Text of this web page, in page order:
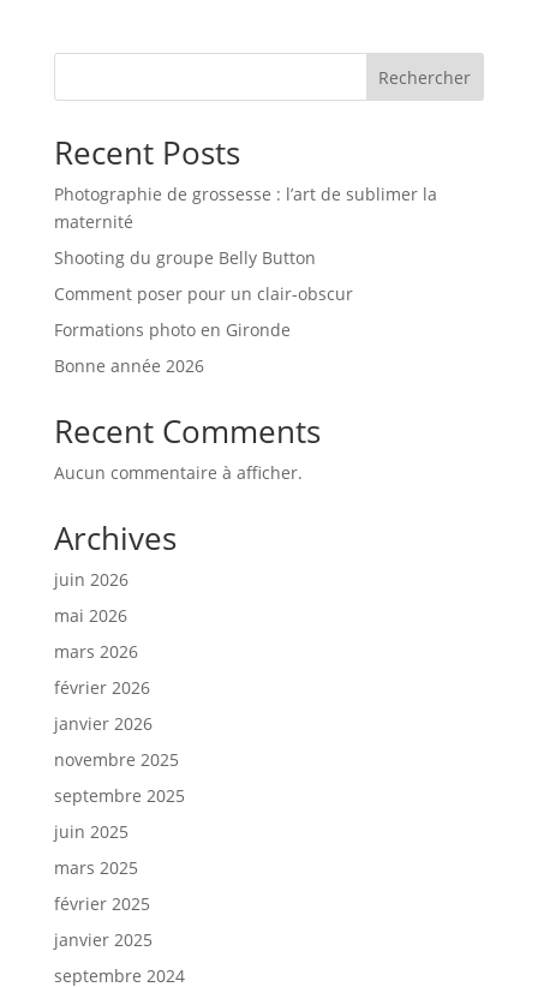
Rechercher
Recent Posts
Photographie de grossesse : l’art de sublimer la
maternité
Shooting du groupe Belly Button
Comment poser pour un clair-obscur
Formations photo en Gironde
Bonne année 2026
Recent Comments
Aucun commentaire à afficher.
Archives
juin 2026
mai 2026
mars 2026
février 2026
janvier 2026
novembre 2025
septembre 2025
juin 2025
mars 2025
février 2025
janvier 2025
septembre 2024